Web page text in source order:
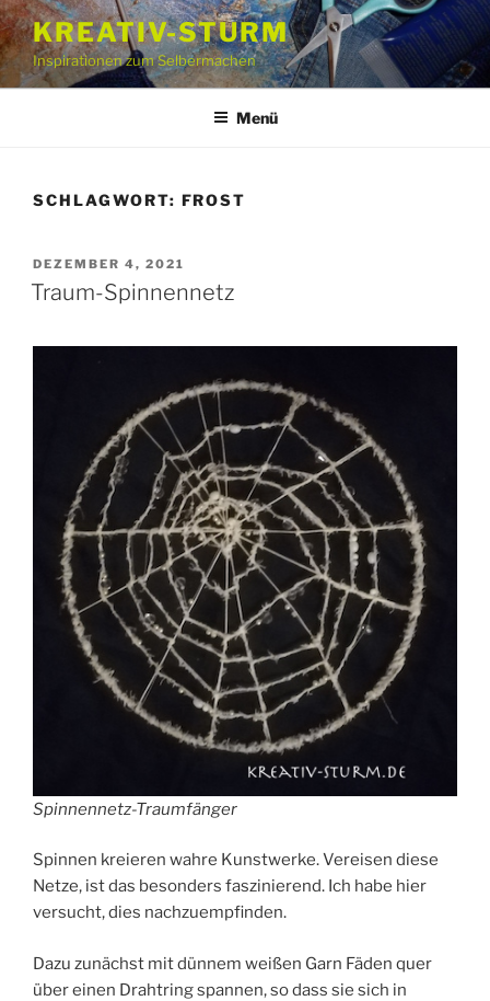
Zum
Inhalt
springen
KREATIV-STURM
Inspirationen zum Selbermachen
Menü
SCHLAGWORT: FROST
VERÖFFENTLICHT
AM
DEZEMBER 4, 2021
Traum-Spinnennetz
Spinnennetz-Traumfänger
Spinnen kreieren wahre Kunstwerke. Vereisen diese
Netze, ist das besonders faszinierend. Ich habe hier
versucht, dies nachzuempfinden.
Dazu zunächst mit dünnem weißen Garn Fäden quer
über einen Drahtring spannen, so dass sie sich in